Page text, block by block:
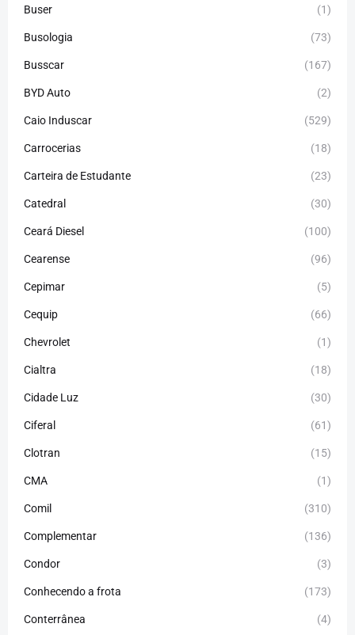
Buser (1)
Busologia (73)
Busscar (167)
BYD Auto (2)
Caio Induscar (529)
Carrocerias (18)
Carteira de Estudante (23)
Catedral (30)
Ceará Diesel (100)
Cearense (96)
Cepimar (5)
Cequip (66)
Chevrolet (1)
Cialtra (18)
Cidade Luz (30)
Ciferal (61)
Clotran (15)
CMA (1)
Comil (310)
Complementar (136)
Condor (3)
Conhecendo a frota (173)
Conterrânea (4)